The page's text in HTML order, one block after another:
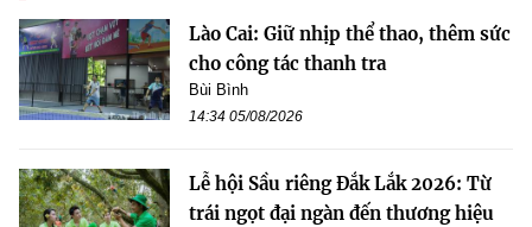
Lào Cai: Giữ nhịp thể thao, thêm sức
cho công tác thanh tra
Bùi Bình
14:34 05/08/2026
Lễ hội Sầu riêng Đắk Lắk 2026: Từ
trái ngọt đại ngàn đến thương hiệu